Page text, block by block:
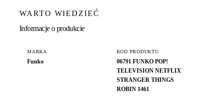
WARTO WIEDZIEĆ
Informacje o produkcie
MARKA
Funko
KOD PRODUKTU
06791 FUNKO POP!
TELEVISION NETFLIX
STRANGER THINGS
ROBIN 1461